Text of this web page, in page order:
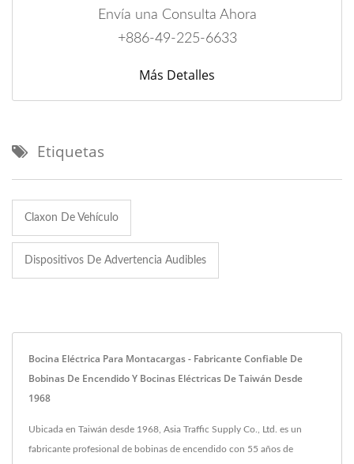
Envía una Consulta Ahora
+886-49-225-6633
Más Detalles
Etiquetas
Claxon De Vehículo
Dispositivos De Advertencia Audibles
Bocina Eléctrica Para Montacargas - Fabricante Confiable De
Bobinas De Encendido Y Bocinas Eléctricas De Taiwán Desde
1968
Ubicada en Taiwán desde 1968, Asia Traffic Supply Co., Ltd. es un
fabricante profesional de bobinas de encendido con 55 años de